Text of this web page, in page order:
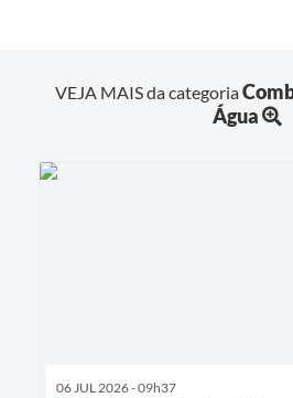
VEJA MAIS da categoria
Água
06 JUL 2026 - 09h37